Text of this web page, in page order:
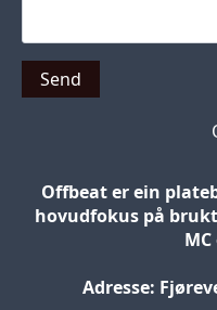
Send
Offbeat er ein
hovudfokus på
Adresse: